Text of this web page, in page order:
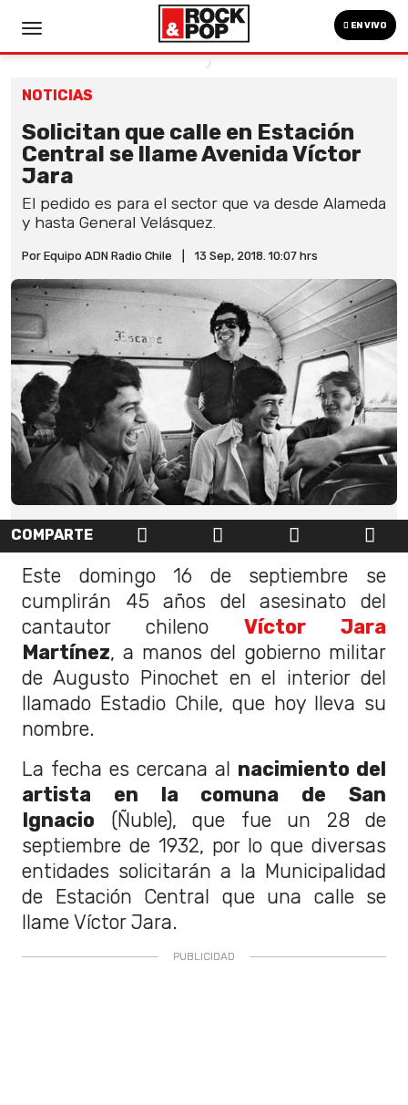
EN VIVO
NOTICIAS
Solicitan que calle en Estación
Central se llame Avenida Víctor
Jara
El pedido es para el sector que va desde Alameda
y hasta General Velásquez.
Por Equipo ADN Radio Chile 13 Sep, 2018. 10:07 hrs
COMPARTE
Este domingo 16 de septiembre se
cumplirán 45 años del asesinato del
cantautor chileno Víctor Jara
Martínez, a manos del gobierno militar
de Augusto Pinochet en el interior del
llamado Estadio Chile, que hoy lleva su
nombre.
La fecha es cercana al nacimiento del
artista en la comuna de San
Ignacio (Ñuble), que fue un 28 de
septiembre de 1932, por lo que diversas
entidades solicitarán a la Municipalidad
de Estación Central que una calle se
llame Víctor Jara.